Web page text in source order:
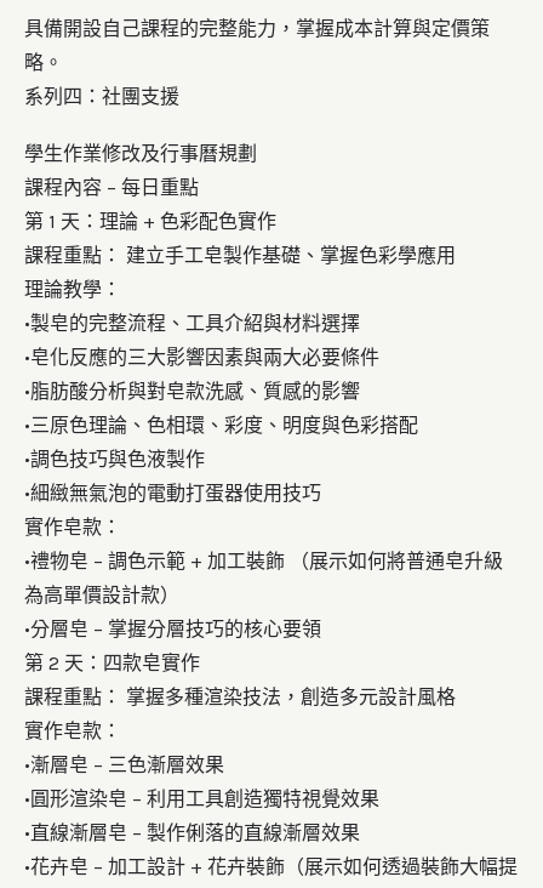
具備開設自己課程的完整能力，掌握成本計算與定價策
略。
系列四：社團支援
學生作業修改及行事曆規劃
課程內容 – 每日重點
第 1 天：理論 + 色彩配色實作
課程重點：
建立手工皂製作基礎、掌握色彩學應用
理論教學：
•製皂的完整流程、工具介紹與材料選擇
•皂化反應的三大影響因素與兩大必要條件
•脂肪酸分析與對皂款洗感、質感的影響
•三原色理論、色相環、彩度、明度與色彩搭配
•調色技巧與色液製作
•細緻無氣泡的電動打蛋器使用技巧
實作皂款：
•禮物皂 – 調色示範 + 加工裝飾 （展示如何將普通皂升級
為高單價設計款）
•分層皂 – 掌握分層技巧的核心要領
第 2 天：四款皂實作
課程重點：
掌握多種渲染技法，創造多元設計風格
實作皂款：
•漸層皂 – 三色漸層效果
•圓形渲染皂 – 利用工具創造獨特視覺效果
•直線漸層皂 – 製作俐落的直線漸層效果
•花卉皂 – 加工設計 + 花卉裝飾（展示如何透過裝飾大幅提